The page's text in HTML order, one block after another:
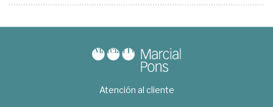
Atención al cliente